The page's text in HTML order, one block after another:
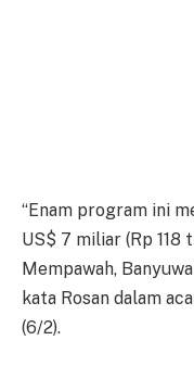
“Enam program ini
US$ 7 miliar (Rp 118
Mempawah,
kata Rosan dalam
(6/2).